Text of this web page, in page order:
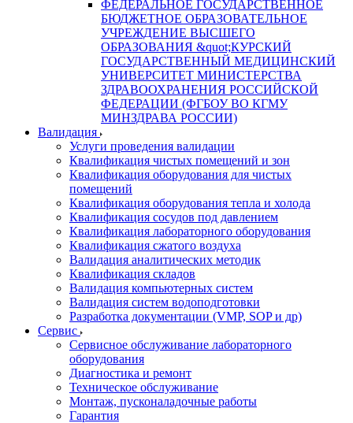
ФЕДЕРАЛЬНОЕ ГОСУДАРСТВЕННОЕ
БЮДЖЕТНОЕ ОБРАЗОВАТЕЛЬНОЕ
УЧРЕЖДЕНИЕ ВЫСШЕГО
ОБРАЗОВАНИЯ &quot;КУРСКИЙ
ГОСУДАРСТВЕННЫЙ МЕДИЦИНСКИЙ
УНИВЕРСИТЕТ МИНИСТЕРСТВА
ЗДРАВООХРАНЕНИЯ РОССИЙСКОЙ
ФЕДЕРАЦИИ (ФГБОУ ВО КГМУ
МИНЗДРАВА РОССИИ)
Валидация
Услуги проведения валидации
Квалификация чистых помещений и зон
Квалификация оборудования для чистых
помещений
Квалификация оборудования тепла и холода
Квалификация сосудов под давлением
Квалификация лабораторного оборудования
Квалификация сжатого воздуха
Валидация аналитических методик
Квалификация складов
Валидация компьютерных систем
Валидация систем водоподготовки
Разработка документации (VMP, SOP и др)
Cервис
Сервисное обслуживание лабораторного
оборудования
Диагностика и ремонт
Техническое обслуживание
Монтаж, пусконаладочные работы
Гарантия